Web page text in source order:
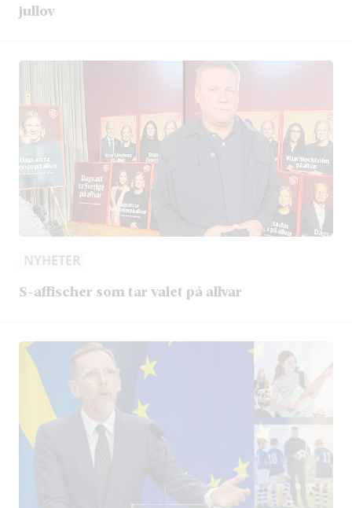
jullov
NYHETER
S-affischer som tar valet på allvar